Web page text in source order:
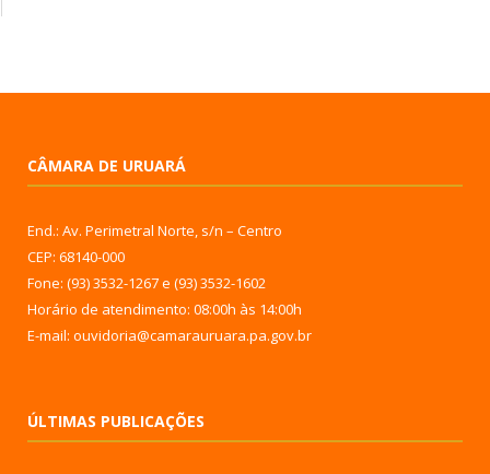
CÂMARA DE URUARÁ
End.: Av. Perimetral Norte, s/n – Centro
CEP: 68140-000
Fone: (93) 3532-1267 e (93) 3532-1602
Horário de atendimento: 08:00h às 14:00h
E-mail: ouvidoria@camarauruara.pa.gov.br
ÚLTIMAS PUBLICAÇÕES